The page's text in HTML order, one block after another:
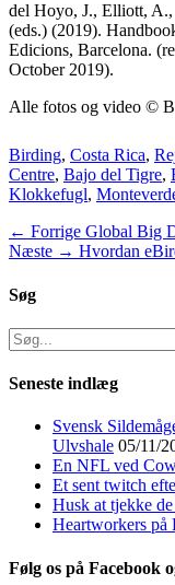
del Hoyo, J., Elliott,
(eds.) (2019).
Edicions, Barcelona.
October 2019).
Alle fotos og video ©
Categories
Birding, Costa Rica,
Centre, Bajo del Tigre,
Klokkefugl,
← Forrige Previous
post:
Global Big
Næste → Next
Hvordan
Søg
Search
for:
Seneste indlæg
Svensk
Ulvshale 05/11/
En NFL ved
Et sent twitch
Husk at tjekke
Heartworkers på
Følg os på Facebook